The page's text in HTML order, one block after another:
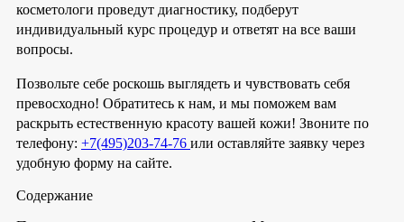
косметологи проведут диагностику, подберут
индивидуальный курс процедур и ответят на все ваши
вопросы.
Позвольте себе роскошь выглядеть и чувствовать себя
превосходно! Обратитесь к нам, и мы поможем вам
раскрыть естественную красоту вашей кожи! Звоните по
телефону: +7(495)203-74-76 или оставляйте заявку через
удобную форму на сайте.
Содержание